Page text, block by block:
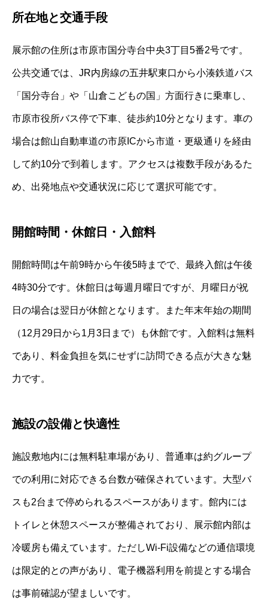
所在地と交通手段
展示館の住所は市原市国分寺台中央3丁目5番2号です。
公共交通では、JR内房線の五井駅東口から小湊鉄道バス
「国分寺台」や「山倉こどもの国」方面行きに乗車し、
市原市役所バス停で下車、徒歩約10分となります。車の
場合は館山自動車道の市原ICから市道・更級通りを経由
して約10分で到着します。アクセスは複数手段があるた
め、出発地点や交通状況に応じて選択可能です。
開館時間・休館日・入館料
開館時間は午前9時から午後5時までで、最終入館は午後
4時30分です。休館日は毎週月曜日ですが、月曜日が祝
日の場合は翌日が休館となります。また年末年始の期間
（12月29日から1月3日まで）も休館です。入館料は無料
であり、料金負担を気にせずに訪問できる点が大きな魅
力です。
施設の設備と快適性
施設敷地内には無料駐車場があり、普通車は約グループ
での利用に対応できる台数が確保されています。大型バ
スも2台まで停められるスペースがあります。館内には
トイレと休憩スペースが整備されており、展示館内部は
冷暖房も備えています。ただしWi-Fi設備などの通信環境
は限定的との声があり、電子機器利用を前提とする場合
は事前確認が望ましいです。